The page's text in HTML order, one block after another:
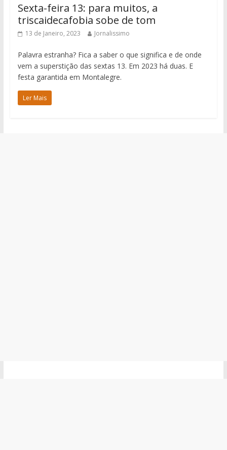
Sexta-feira 13: para muitos, a
triscaidecafobia sobe de tom
13 de Janeiro, 2023 Jornalissimo
Palavra estranha? Fica a saber o que significa e de onde
vem a superstição das sextas 13. Em 2023 há duas. E
festa garantida em Montalegre.
Ler Mais